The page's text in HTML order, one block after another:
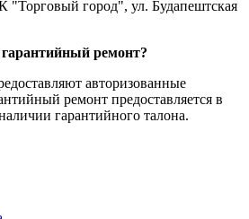
город", ул. Будапештская
ремонт?
авторизованные
ремонт предоставляется в
гарантийного талона.